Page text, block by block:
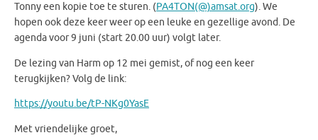
Tonny een kopie toe te sturen. (PA4TON(@)amsat.org). We
hopen ook deze keer weer op een leuke en gezellige avond. De
agenda voor 9 juni (start 20.00 uur) volgt later.
De lezing van Harm op 12 mei gemist, of nog een keer
terugkijken? Volg de link:
https://youtu.be/tP-NKg0YasE
Met vriendelijke groet,